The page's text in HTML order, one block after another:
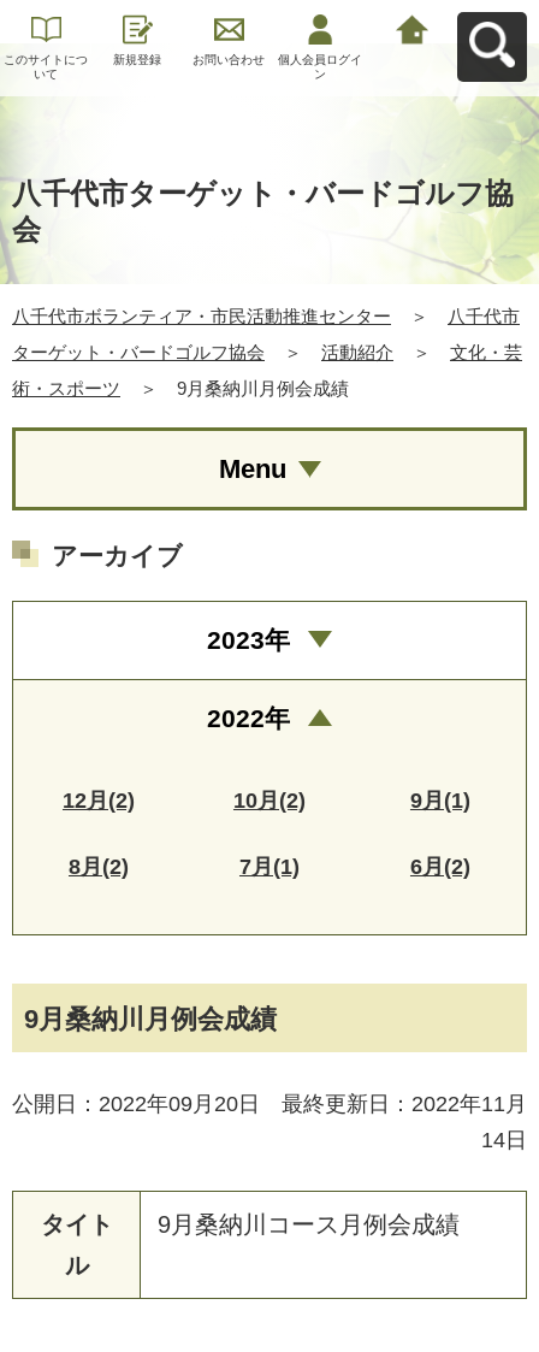
このサイトにつ
いて
新規登録 お問い合わせ
個人会員ログイ
ン
八千代市ターゲット・バードゴルフ協
会
八千代市ボランティア・市民活動推進センター ＞
八千代市
ターゲット・バードゴルフ協会
＞ 活動紹介 ＞
文化・芸
術・スポーツ
＞ 9月桑納川月例会成績
9月桑納川月例会成績
公開日：2022年09月20日 最終更新日：2022年11月
14日
タイト
ル
9月 桑納 川 コ ース 月 例会成績
Menu
アーカイブ
2023年
2022年
12月(2) 10月(2) 9月(1)
8月(2) 7月(1) 6月(2)